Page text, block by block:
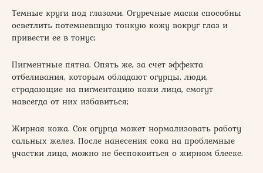
Темные круги под глазами. Огуречные маски способны
осветлить потемневшую тонкую кожу вокруг глаз и
привести ее в тонус;
Пигментные пятна. Опять же, за счет эффекта
отбеливания, которым обладают огурцы, люди,
страдающие на пигментацию кожи лица, смогут
навсегда от них избавиться;
Жирная кожа. Сок огурца может нормализовать работу
сальных желез. После нанесения сока на проблемные
участки лица, можно не беспокоиться о жирном блеске.